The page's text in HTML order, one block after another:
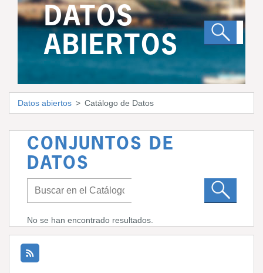
DATOS
ABIERTOS
Datos abiertos Catálogo de Datos
CONJUNTOS DE
DATOS
No se han encontrado resultados.